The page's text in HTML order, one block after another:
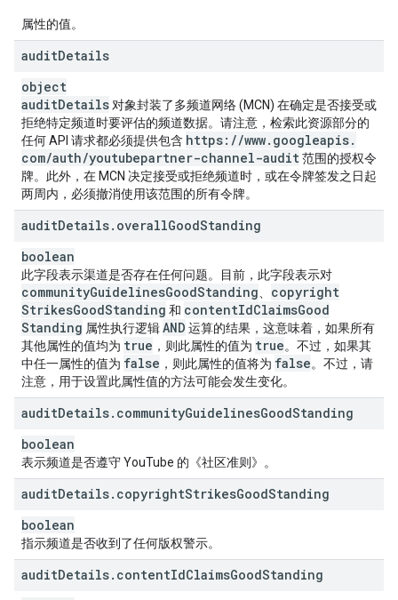
属性的值。
auditDetails
object
auditDetails 对象封装了多频道网络 (MCN) 在确定是否接受或
拒绝特定频道时要评估的频道数据。请注意，检索此资源部分的
任何 API 请求都必须提供包含 https: //www. googleapis.
com/auth/youtubepartner-channel-audit范围的授权令
牌。此外，在 MCN 决定接受或拒绝频道时，或在令牌签发之日起
两周内，必须撤消使用该范围的所有令牌。
auditDetails. overallGoodStanding
boolean
此字段表示渠道是否存在任何问题。目前，此字段表示对
communityGuidelinesGoodStanding
copyright
StrikesGoodStanding 和 contentIdClaimsGood
Standing 属性执行逻辑AND 运算的结果，这意味着，如果所有
其他属性的值均为 true ，则此属性的值为 true。不过，如果其
中任一属性的值为 false ，则此属性的值将为 false。不过，请
注意，用于设置此属性值的方法可能会发生变化。
auditDetails. communityGuidelinesGoodStanding
boolean
表示频道是否遵守 YouTube 的《社区准则》。
auditDetails. copyrightStrikesGoodStanding
boolean
指示频道是否收到了任何版权警示。
auditDetails. contentIdClaimsGoodStanding